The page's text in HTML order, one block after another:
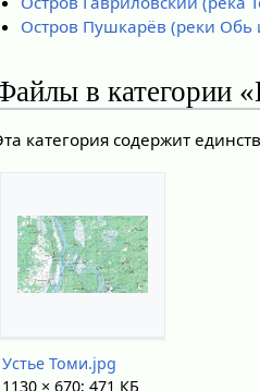
Остров Пушкарёв (реки Обь
в категории
категория содержит
Устье Томи.jpg
1130 × 670; 471 КБ